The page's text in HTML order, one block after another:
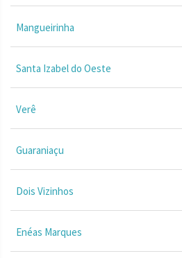
Mangueirinha
Santa Izabel do Oeste
Verê
Guaraniaçu
Dois Vizinhos
Enéas Marques